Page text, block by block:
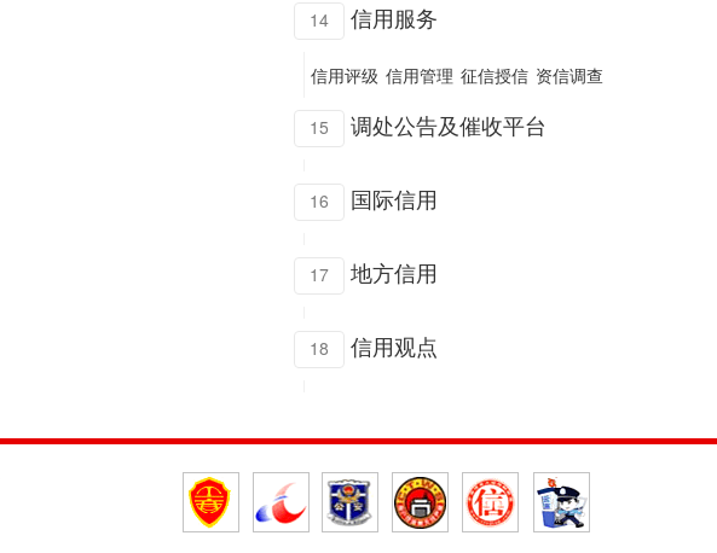
14 信用服务
信用评级 信用管理 征信授信 资信调查
15 调处公告及催收平台
16 国际信用
17 地方信用
18 信用观点